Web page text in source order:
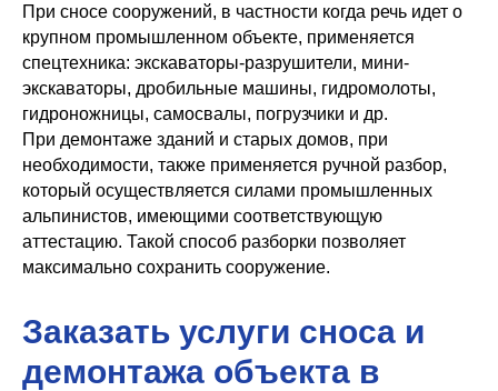
При сносе сооружений, в частности когда речь идет о
крупном промышленном объекте, применяется
спецтехника: экскаваторы-разрушители, мини-
экскаваторы, дробильные машины, гидромолоты,
гидроножницы, самосвалы, погрузчики и др.
При демонтаже зданий и старых домов, при
необходимости, также применяется ручной разбор,
который осуществляется силами промышленных
альпинистов, имеющими соответствующую
аттестацию. Такой способ разборки позволяет
максимально сохранить сооружение.
Заказать услуги сноса и
демонтажа объекта в